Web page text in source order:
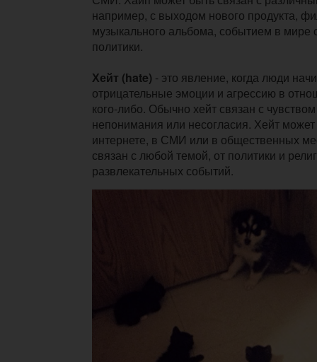
например, с выходом нового продукта,
музыкального альбома, событием в мире
политики.
Хейт (hate) - это явление, когда люди
отрицательные эмоции и агрессию в
кого-либо. Обычно хейт связан с
непонимания или несогласия. Хейт
интернете, в СМИ или в общественных
связан с любой темой, от политики и
развлекательных событий.